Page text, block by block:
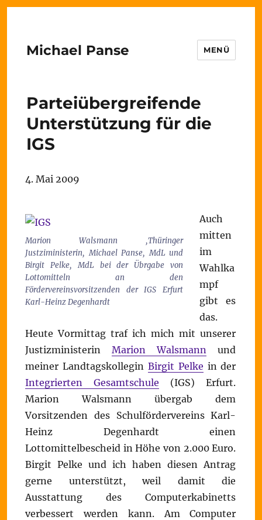
Michael Panse MENÜ
Parteiübergreifende
Unterstützung für die
IGS
4. Mai 2009
Marion Walsmann ,Thüringer
Justziministerin, Michael Panse, MdL und
Birgit Pelke, MdL bei der Übrgabe von
Lottomitteln an den
Fördervereinsvorsitzenden der IGS Erfurt
Karl-Heinz Degenhardt
Auch
mitten
im
Wahlka
mpf
gibt es
das.
Heute Vormittag traf ich mich mit unserer
JustizministerinMarion Walsmann und
meiner Landtagskollegin Birgit Pelke in der
Integrierten Gesamtschule (IGS) Erfurt.
Marion Walsmann übergab dem
Vorsitzenden des Schulfördervereins Karl-
Heinz Degenhardt einen
Lottomittelbescheid in Höhe von 2.000 Euro.
Birgit Pelke und ich haben diesen Antrag
gerne unterstützt, weil damit die
Ausstattung des Computerkabinetts
verbessert werden kann. Am Computer